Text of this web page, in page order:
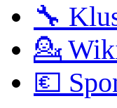
🔧
💁
💶